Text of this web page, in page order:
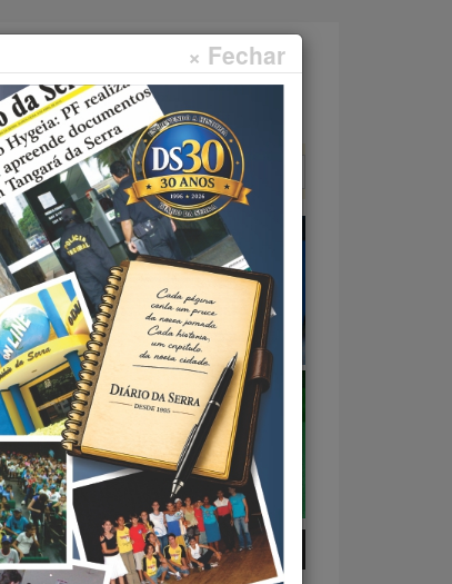
× Fechar
Faça sua pesquisa...